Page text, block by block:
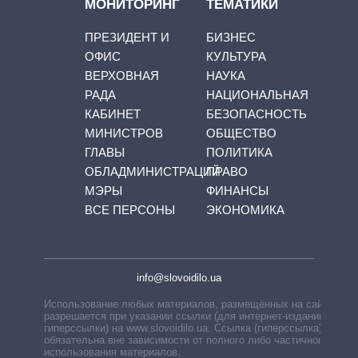
МОНИТОРИНГ
ПРЕЗИДЕНТ И
ОФИС
ВЕРХОВНАЯ
РАДА
КАБИНЕТ
МИНИСТРОВ
ГЛАВЫ
ОБЛАДМИНИСТРАЦИЙ
МЭРЫ
ВСЕ ПЕРСОНЫ
ТЕМАТИКИ
БИЗНЕС
КУЛЬТУРА
НАУКА
НАЦИОНАЛЬНАЯ
БЕЗОПАСНОСТЬ
ОБЩЕСТВО
ПОЛИТИКА
ПРАВО
ФИНАНСЫ
ЭКОНОМИКА
info@slovoidilo.ua
Использование любых материалов, размещённых на сайте,
разрешается при указании ссылки (для интернет-изданий —
гиперссылки) на www.slovoidilo.ua. Ссылка (гиперссылка)
обязательна вне зависимости от полного либо частичного
использования материалов.